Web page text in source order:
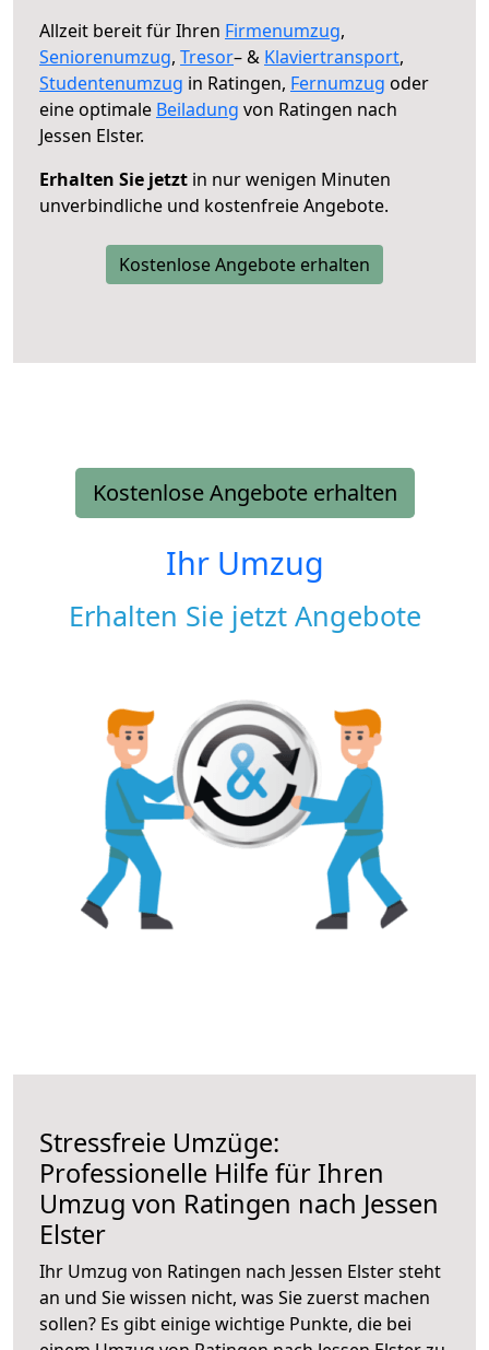
Allzeit bereit für Ihren Firmenumzug,
Seniorenumzug, Tresor– & Klaviertransport,
Studentenumzug in Ratingen, Fernumzug oder
eine optimale Beiladung von Ratingen nach
Jessen Elster.
Erhalten Sie jetzt in nur wenigen Minuten
unverbindliche und kostenfreie Angebote.
Kostenlose Angebote erhalten
Kostenlose Angebote erhalten
Ihr Umzug
Erhalten Sie jetzt Angebote
Stressfreie Umzüge:
Professionelle Hilfe für Ihren
Umzug von Ratingen nach Jessen
Elster
Ihr Umzug von Ratingen nach Jessen Elster steht
an und Sie wissen nicht, was Sie zuerst machen
sollen? Es gibt einige wichtige Punkte, die bei